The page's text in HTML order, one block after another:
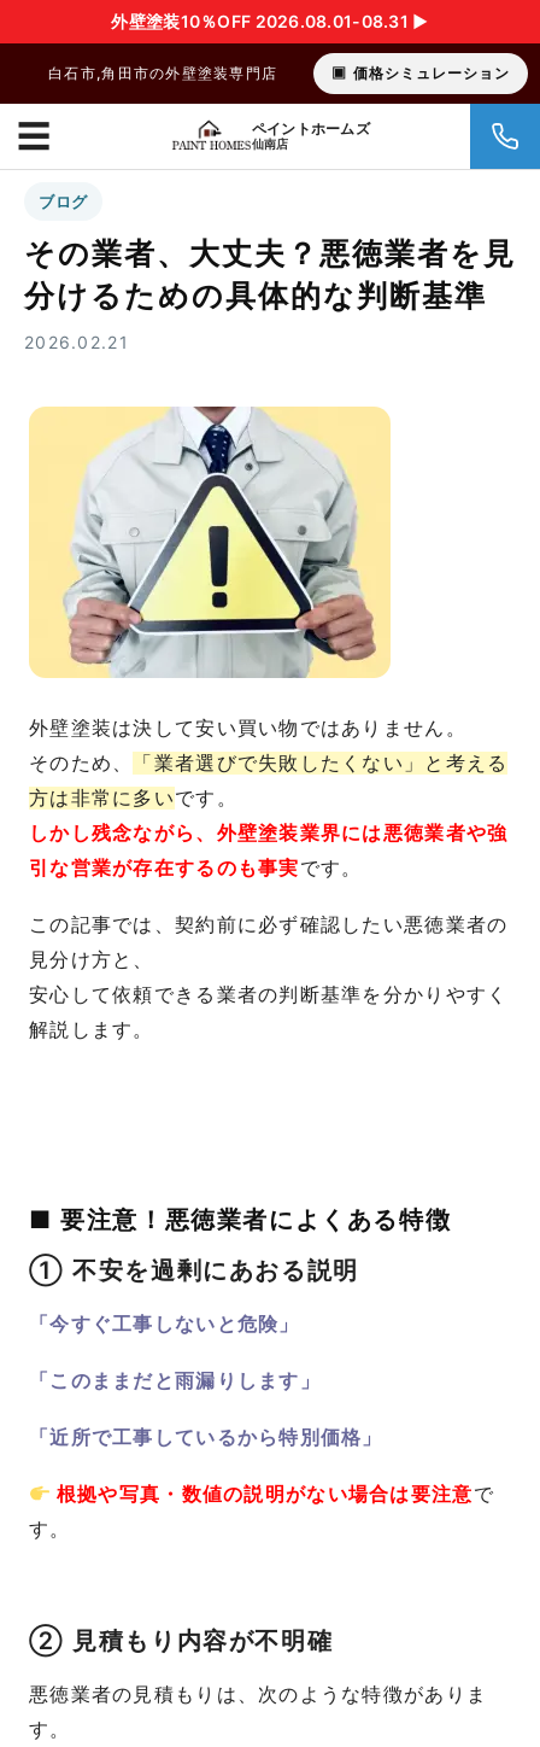
外壁塗装10％OFF 2026.08.01-08.31 ▶︎
白石市,角田市の外壁塗装専門店 価格シミュレーション
ペイントホームズ
仙南店
☰
ブログ
その業者、大丈夫？悪徳業者を見
分けるための具体的な判断基準
2026.02.21
外壁塗装は決して安い買い物ではありません。
そのため、
「業者選びで失敗したくない」と考える
方は非常に多いです。
しかし残念ながら、外壁塗装業界には悪徳業者や強
引な営業が存在するのも事実です。
この記事では、契約前に必ず確認したい悪徳業者の
見分け方と、
安心して依頼できる業者の判断基準を分かりやすく
解説します。
■ 要注意！悪徳業者によくある特徴
① 不安を過剰にあおる説明
「今すぐ工事しないと危険」
「このままだと雨漏りします」
「近所で工事しているから特別価格」
根拠や写真・数値の説明がない場合は要注意で
す。
② 見積もり内容が不明確
悪徳業者の見積もりは、次のような特徴がありま
す。